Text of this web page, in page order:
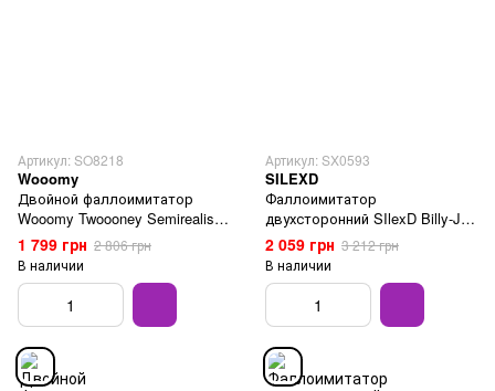
Артикул: SO8218
Wooomy
Двойной фаллоимитатор
Wooomy Twoooney Semirealistic
Double Dong Purple
1 799 грн 2 806 грн
В наличии
Артикул: SX0593
SILEXD
Фаллоимитатор
двухсторонний SIlexD Billy-Joe
Double Dong M Flesh
2 059 грн 3 212 грн
В наличии